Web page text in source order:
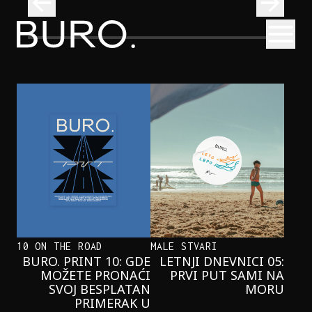
BURO.
NAJČISTIJA KUPALIŠTA U SRBIJI KOJA
POSEĆUJEMO OVOG LETA
10 ON THE ROAD
BURO. PRINT 10: GDE
MOŽETE PRONAĆI
SVOJ BESPLATAN
PRIMERAK U
MALE STVARI
LETNJI DNEVNICI 05:
PRVI PUT SAMI NA
MORU